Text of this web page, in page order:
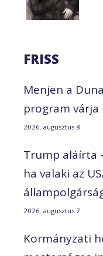
FRISS
Menjen a
program várja
2026. augusztus 8.
Trump aláírta
ha valaki az
2026. augusztus 7.
Kormányzati